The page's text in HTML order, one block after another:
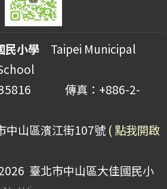
民小學 Taipei Municipal
傳真：+886-2-
中山區濱江街107號 ( 點我開啟
臺北市中山區大佳國民小